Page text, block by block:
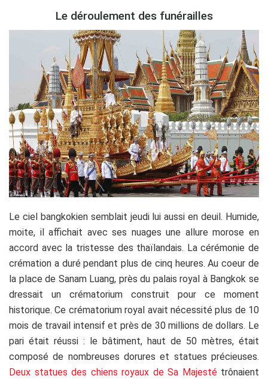
Le déroulement des funérailles
Le ciel bangkokien semblait jeudi lui aussi en deuil. Humide,
moite, il affichait avec ses nuages une allure morose en
accord avec la tristesse des thaïlandais. La cérémonie de
crémation a duré pendant plus de cinq heures. Au coeur de
la place de Sanam Luang, près du palais royal à Bangkok se
dressait un crématorium construit pour ce moment
historique. Ce crématorium royal avait nécessité plus de 10
mois de travail intensif et près de 30 millions de dollars. Le
pari était réussi : le bâtiment, haut de 50 mètres, était
composé de nombreuses dorures et statues précieuses.
Deux statues des chiens royaux de Sa Majestétrônaient